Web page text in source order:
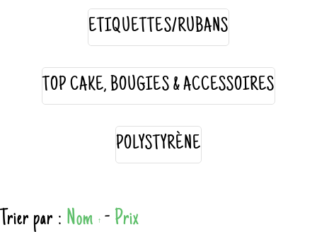
ETIQUETTES/RUBANS
TOP CAKE, BOUGIES & ACCESSOIRES
POLYSTYRÈNE
Trier par : Nom - Prix